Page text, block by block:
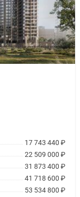
17 743 440 ₽
22 509 000 ₽
31 873 400 ₽
41 718 600 ₽
53 534 800 ₽